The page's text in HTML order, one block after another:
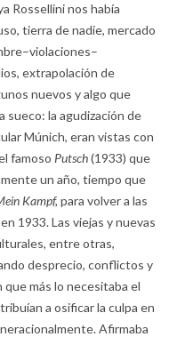
Rossellini nos había
tierra de nadie, mercado
extrapolación de
nuevos y algo que
la agudización de
Múnich, eran vistas con
famoso Putsch(1933) que
un año, tiempo que
Kampf, para volver a las
1933. Las viejas y nuevas
entre otras,
desprecio, conflictos y
más lo necesitaba el
a osificar la culpa en
Afirmaba